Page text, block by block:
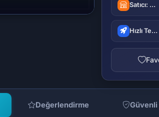
Satıcı:
Hızlı Teslimat
Değerlendirme